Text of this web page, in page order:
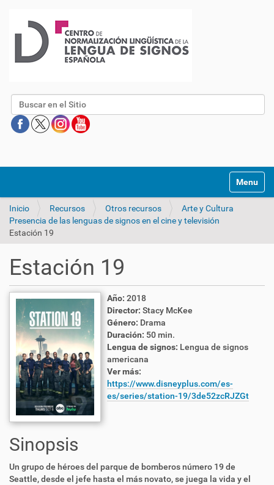
Buscar
Mostrar/
Inicio Recursos Otros recursos
Arte y Cultura
Presencia de las lenguas de signos en el cine y televisión
Estación 19
Estación 19
Año: 2018
Director: Stacy McKee
Género: Drama
Duración: 50 min.
Lengua de signos: Lengua de signos
americana
Ver más:
https://www.disneyplus.com/es-
es/series/station-19/3de52zcRJZGt
Sinopsis
Un grupo de héroes del parque de bomberos número 19 de
Seattle, desde el jefe hasta el más novato, se juega la vida y el